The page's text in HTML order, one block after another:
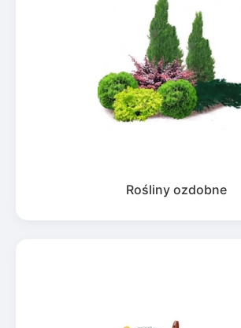
Rośliny ozdobne